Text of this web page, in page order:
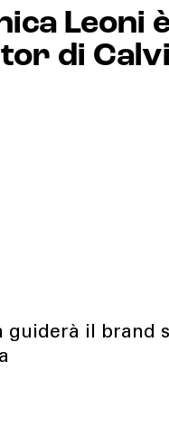
Leoni
di
guiderà il brand